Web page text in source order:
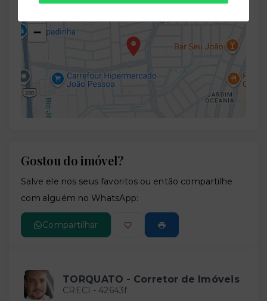
−
Gostou do imóvel?
Salve ele nos seus favoritos ou então compartilhe
com alguém no WhatsApp:
Compartilhar
TORQUATO - Corretor de Imóveis
CRECI - 42643f